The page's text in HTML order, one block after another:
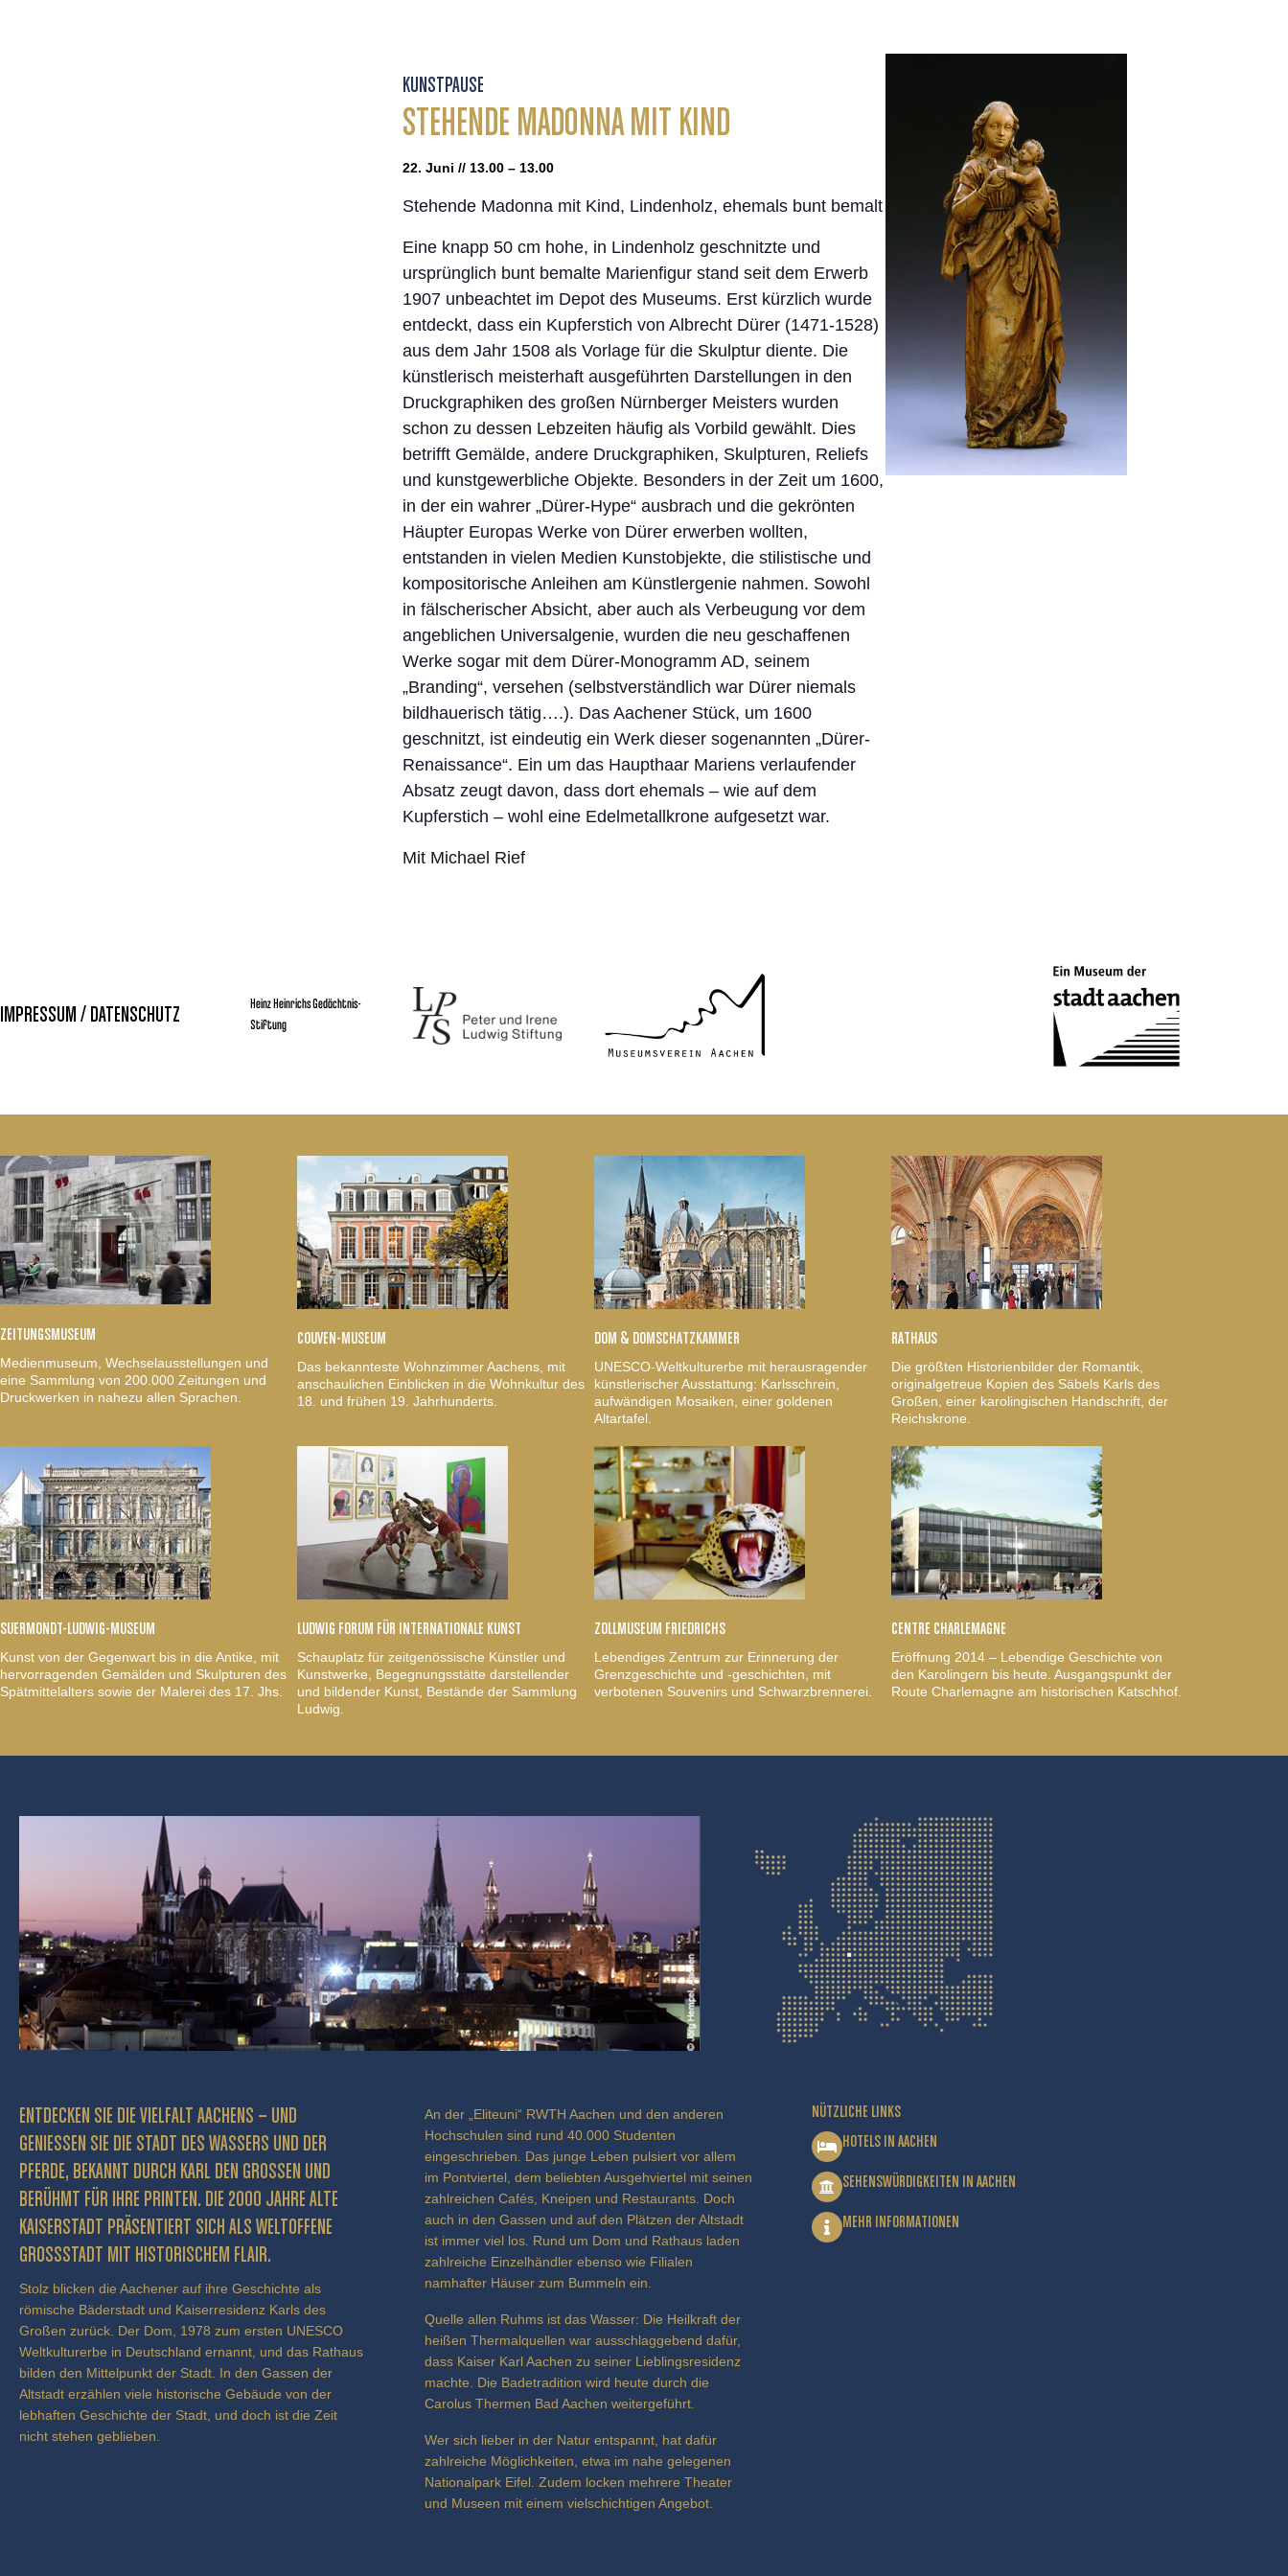
KUNSTPAUSE
STEHENDE MADONNA MIT KIND
22. Juni // 13.00 – 13.00
Stehende Madonna mit Kind, Lindenholz, ehemals bunt bemalt
Eine knapp 50 cm hohe, in Lindenholz geschnitzte und
ursprünglich bunt bemalte Marienfigur stand seit dem Erwerb
1907 unbeachtet im Depot des Museums. Erst kürzlich wurde
entdeckt, dass ein Kupferstich von Albrecht Dürer (1471-1528)
aus dem Jahr 1508 als Vorlage für die Skulptur diente. Die
künstlerisch meisterhaft ausgeführten Darstellungen in den
Druckgraphiken des großen Nürnberger Meisters wurden
schon zu dessen Lebzeiten häufig als Vorbild gewählt. Dies
betrifft Gemälde, andere Druckgraphiken, Skulpturen, Reliefs
und kunstgewerbliche Objekte. Besonders in der Zeit um 1600,
in der ein wahrer „Dürer-Hype“ ausbrach und die gekrönten
Häupter Europas Werke von Dürer erwerben wollten,
entstanden in vielen Medien Kunstobjekte, die stilistische und
kompositorische Anleihen am Künstlergenie nahmen. Sowohl
in fälscherischer Absicht, aber auch als Verbeugung vor dem
angeblichen Universalgenie, wurden die neu geschaffenen
Werke sogar mit dem Dürer-Monogramm AD, seinem
„Branding“, versehen (selbstverständlich war Dürer niemals
bildhauerisch tätig….). Das Aachener Stück, um 1600
geschnitzt, ist eindeutig ein Werk dieser sogenannten „Dürer-
Renaissance“. Ein um das Haupthaar Mariens verlaufender
Absatz zeugt davon, dass dort ehemals – wie auf dem
Kupferstich – wohl eine Edelmetallkrone aufgesetzt war.
Mit Michael Rief
IMPRESSUM / DATENSCHUTZ
Heinz Heinrichs Gedächtnis-
Stiftung
ZEITUNGSMUSEUM
Medienmuseum, Wechselausstellungen und
eine Sammlung von 200.000 Zeitungen und
Druckwerken in nahezu allen Sprachen.
COUVEN-MUSEUM
Das bekannteste Wohnzimmer Aachens, mit
anschaulichen Einblicken in die Wohnkultur des
18. und frühen 19. Jahrhunderts.
DOM & DOMSCHATZKAMMER
UNESCO-Weltkulturerbe mit herausragender
künstlerischer Ausstattung: Karlsschrein,
aufwändigen Mosaiken, einer goldenen
Altartafel.
RATHAUS
Die größten Historienbilder der Romantik,
originalgetreue Kopien des Säbels Karls des
Großen, einer karolingischen Handschrift, der
Reichskrone.
SUERMONDT-LUDWIG-MUSEUM
Kunst von der Gegenwart bis in die Antike, mit
hervorragenden Gemälden und Skulpturen des
Spätmittelalters sowie der Malerei des 17. Jhs.
LUDWIG FORUM FÜR INTERNATIONALE KUNST
Schauplatz für zeitgenössische Künstler und
Kunstwerke, Begegnungsstätte darstellender
und bildender Kunst, Bestände der Sammlung
Ludwig.
ZOLLMUSEUM FRIEDRICHS
Lebendiges Zentrum zur Erinnerung der
Grenzgeschichte und -geschichten, mit
verbotenen Souvenirs und Schwarzbrennerei.
CENTRE CHARLEMAGNE
Eröffnung 2014 – Lebendige Geschichte von
den Karolingern bis heute. Ausgangspunkt der
Route Charlemagne am historischen Katschhof.
ENTDECKEN SIE DIE VIELFALT AACHENS – UND
GENIESSEN SIE DIE STADT DES WASSERS UND DER P
FERDE, BEKANNT DURCH KARL DEN GROSSEN UND BE
RÜHMT FÜR IHRE PRINTEN. DIE 2000 JAHRE ALTE KA
ISERSTADT PRÄSENTIERT SICH ALS WELTOFFENE GR
OSSSTADT MIT HISTORISCHEM FLAIR.
Stolz blicken die Aachener auf ihre Geschichte als
römische Bäderstadt und Kaiserresidenz Karls des
Großen zurück. Der Dom, 1978 zum ersten UNESCO
Weltkulturerbe in Deutschland ernannt, und das Rathaus
bilden den Mittelpunkt der Stadt. In den Gassen der
Altstadt erzählen viele historische Gebäude von der
lebhaften Geschichte der Stadt, und doch ist die Zeit
nicht stehen geblieben.
An der „Eliteuni“ RWTH Aachen und den anderen
Hochschulen sind rund 40.000 Studenten
eingeschrieben. Das junge Leben pulsiert vor allem
im Pontviertel, dem beliebten Ausgehviertel mit seinen
zahlreichen Cafés, Kneipen und Restaurants. Doch
auch in den Gassen und auf den Plätzen der Altstadt
ist immer viel los. Rund um Dom und Rathaus laden
zahlreiche Einzelhändler ebenso wie Filialen
namhafter Häuser zum Bummeln ein.
Quelle allen Ruhms ist das Wasser: Die Heilkraft der
heißen Thermalquellen war ausschlaggebend dafür,
dass Kaiser Karl Aachen zu seiner Lieblingsresidenz
machte. Die Badetradition wird heute durch die
Carolus Thermen Bad Aachen weitergeführt.
Wer sich lieber in der Natur entspannt, hat dafür
zahlreiche Möglichkeiten, etwa im nahe gelegenen
Nationalpark Eifel. Zudem locken mehrere Theater
und Museen mit einem vielschichtigen Angebot.
NÜTZLICHE LINKS
HOTELS IN AACHEN
SEHENSWÜRDIGKEITEN IN AACHEN
MEHR INFORMATIONEN